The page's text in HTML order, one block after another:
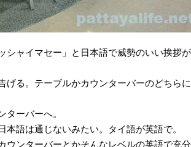
シャイマセー」と日本語で威勢のいい挨拶
げる。テーブルかカウンターバーのどちら
ターバーへ。
本語は通じないみたい。タイ語が英語で。
ウンターバーとかそんなレベルの英語で充分